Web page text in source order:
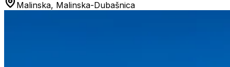
Malinska, Malinska-Dubašnica